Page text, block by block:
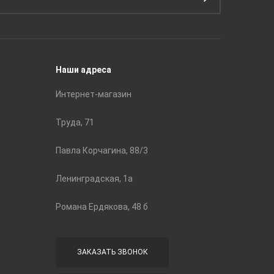
Наши адреса
Интернет-магазин
Труда, 71
Павла Корчагина, 88/3
Ленинградская, 1а
Романа Ердякова, 48 б
ЗАКАЗАТЬ ЗВОНОК